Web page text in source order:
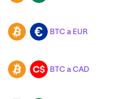
BTC EUR BTC a EUR
BTC CAD BTC a CAD